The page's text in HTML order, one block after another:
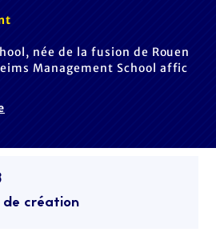
née de la fusion de Rouen
Management School affic
création